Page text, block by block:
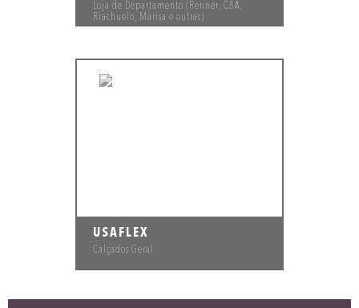
Loja de Departamento (Renner, C&A,
Riachuelo, Marisa e outras)
USAFLEX
Calçados Geral